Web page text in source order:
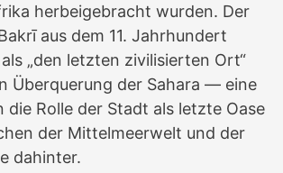
herbeigebracht wurden. Der
aus dem 11. Jahrhundert
„den letzten zivilisierten Ort“
Überquerung der Sahara — eine
die Rolle der Stadt als letzte Oase
der Mittelmeerwelt und der
dahinter.